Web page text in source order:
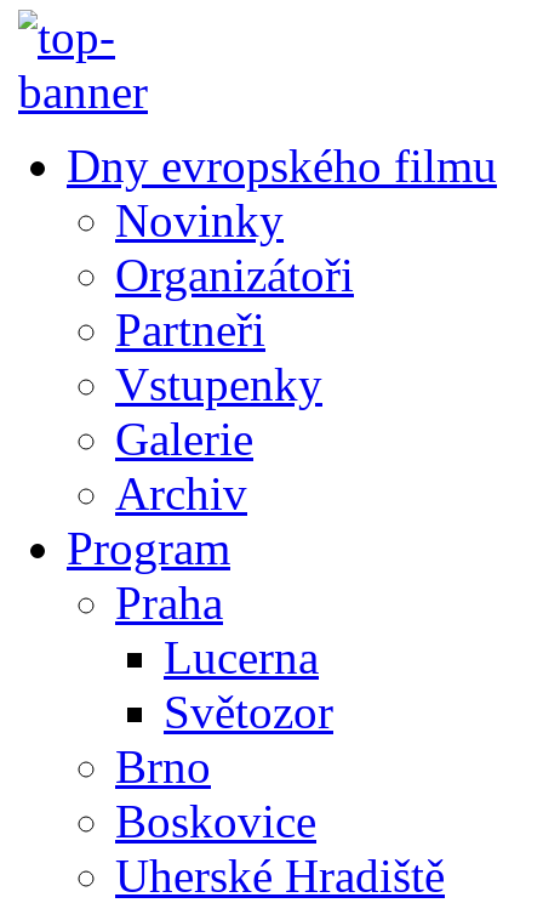
Dny evropského filmu
Novinky
Organizátoři
Partneři
Vstupenky
Galerie
Archiv
Program
Praha
Lucerna
Světozor
Brno
Boskovice
Uherské Hradiště